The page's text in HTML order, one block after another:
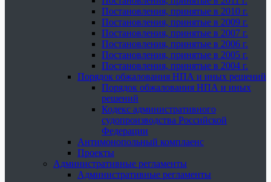
Постановления, принятые в 2010 г.
Постановления, принятые в 2009 г.
Постановления, принятые в 2007 г.
Постановления, принятые в 2006 г.
Постановления, принятые в 2005 г.
Постановления, принятые в 2004 г.
Порядок обжалования НПА и иных решений
Порядок обжалования НПА и иных
решений
Кодекс административного
судопроизводства Российской
Федерации
Антимонопольный комплаенс
Проекты
Административные регламенты
Административные регламенты